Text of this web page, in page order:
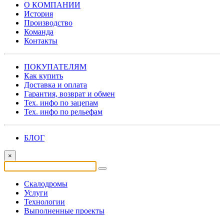
О КОМПАНИИ
История
Производство
Команда
Контакты
ПОКУПАТЕЛЯМ
Как купить
Доставка и оплата
Гарантия, возврат и обмен
Тех. инфо по зацепам
Тех. инфо по рельефам
БЛОГ
×
Скалодромы
Услуги
Технологии
Выполненные проекты